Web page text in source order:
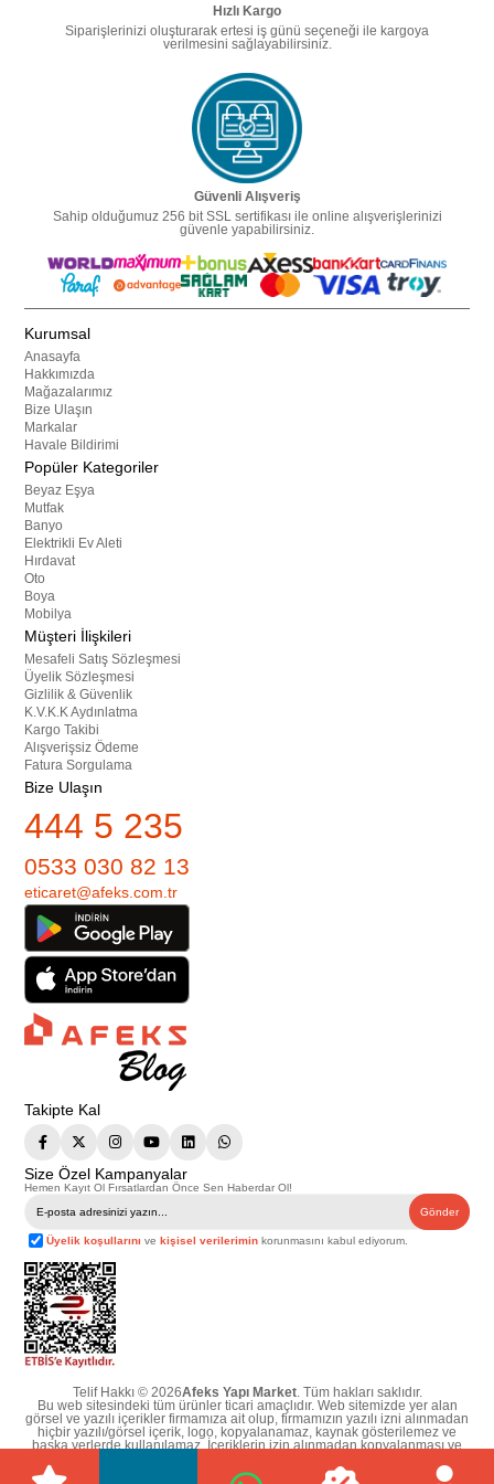
Hızlı Kargo
Siparişlerinizi oluşturarak ertesi iş günü seçeneği ile kargoya
verilmesini sağlayabilirsiniz.
Güvenli Alışveriş
Sahip olduğumuz 256 bit SSL sertifikası ile online alışverişlerinizi
güvenle yapabilirsiniz.
Kurumsal
Anasayfa
Hakkımızda
Mağazalarımız
Bize Ulaşın
Markalar
Havale Bildirimi
Popüler Kategoriler
Beyaz Eşya
Mutfak
Banyo
Elektrikli Ev Aleti
Hırdavat
Oto
Boya
Mobilya
Müşteri İlişkileri
Mesafeli Satış Sözleşmesi
Üyelik Sözleşmesi
Gizlilik & Güvenlik
K.V.K.K Aydınlatma
Kargo Takibi
Alışverişsiz Ödeme
Fatura Sorgulama
Bize Ulaşın
444 5 235
0533 030 82 13
eticaret@afeks.com.tr
Takipte Kal
Size Özel Kampanyalar
Hemen Kayıt Ol Fırsatlardan Önce Sen Haberdar Ol!
Gönder
Üyelik koşullarını vekişisel verilerimin korunmasını kabul ediyorum.
Telif Hakkı © 2026Afeks Yapı Market. Tüm hakları saklıdır.
Bu web sitesindeki tüm ürünler ticari amaçlıdır. Web sitemizde yer alan
görsel ve yazılı içerikler firmamıza ait olup, firmamızın yazılı izni alınmadan
hiçbir yazılı/görsel içerik, logo, kopyalanamaz, kaynak gösterilemez ve
başka yerlerde kullanılamaz. İçeriklerin izin alınmadan kopyalanması ve